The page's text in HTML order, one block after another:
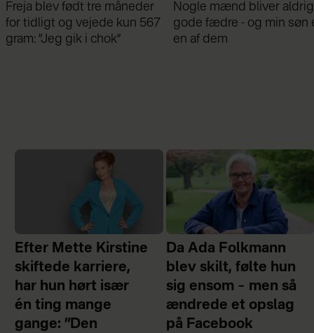
Nogle mænd bliver aldrig
gode fædre - og min søn er
en af dem
Samira Nawa: ”Det er
fantastisk at have min
familie, men jeg elsker
Efter Mette Kirstine
skiftede karriere,
har hun hørt især
én ting mange
gange: ”Den
Da Ada Folkmann
blev skilt, følte hun
sig ensom – men så
ændrede et opslag
på Facebook